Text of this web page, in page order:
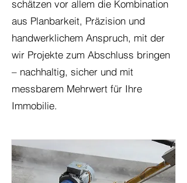
schätzen vor allem die Kombination
aus Planbarkeit, Präzision und
handwerklichem Anspruch, mit der
wir Projekte zum Abschluss bringen
– nachhaltig, sicher und mit
messbarem Mehrwert für Ihre
Immobilie.